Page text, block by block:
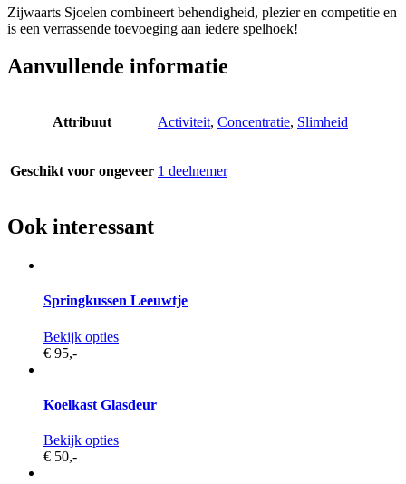
Zijwaarts Sjoelen combineert behendigheid, plezier en competitie en
is een verrassende toevoeging aan iedere spelhoek!
Aanvullende informatie
Attribuut Activiteit, Concentratie, Slimheid
Geschikt voor ongeveer 1 deelnemer
Ook interessant
Springkussen Leeuwtje
Bekijk opties
€ 95,-
Koelkast Glasdeur
Bekijk opties
€ 50,-